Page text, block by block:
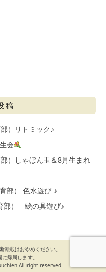
稿
）リトミック♪
会
）しゃぼん玉＆8月生まれ
部） 色水遊び ♪
部） 絵の具遊び♪
転載はおやめください。
帰属します。
All right reserved.